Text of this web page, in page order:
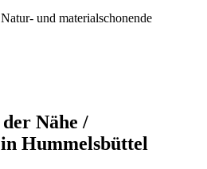
und materialschonende
Nähe /
Hummelsbüttel